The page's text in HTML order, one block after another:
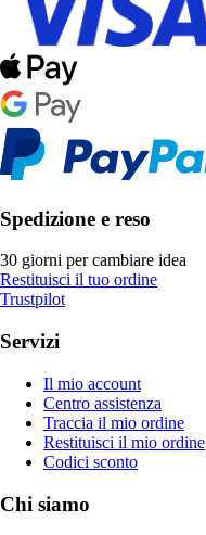
Spedizione e reso
30 giorni per cambiare idea
Restituisci il tuo ordine
Trustpilot
Servizi
Il mio account
Centro assistenza
Traccia il mio ordine
Restituisci il mio ordine
Codici sconto
Chi siamo